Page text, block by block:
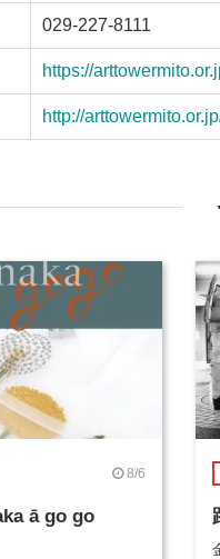
029-227-8111
https://
http://
8/6
ā go go